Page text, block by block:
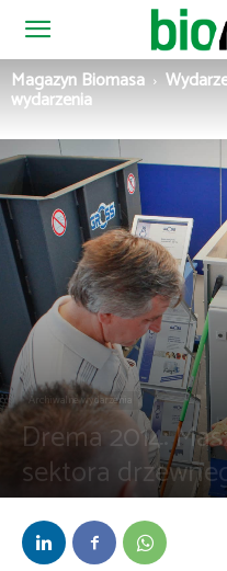
Magazyn
Magazyn Biomasa
wydarzenia
Archiwalne wydarzenia
Drema 2014:
sektora